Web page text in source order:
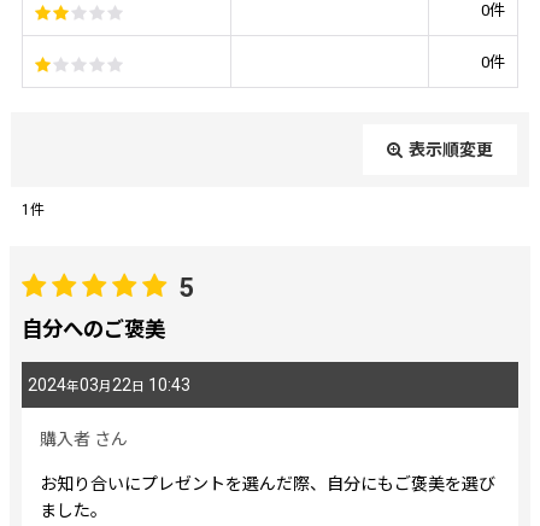
0件
0件
表示順変更
期間
画像:
星の数 :
1 件
5
自分へのご褒美
2024年03月 22 日 10:43
購入者 さん
お知り合いにプレゼントを選んだ際、自分にもご褒美を選び
ました。